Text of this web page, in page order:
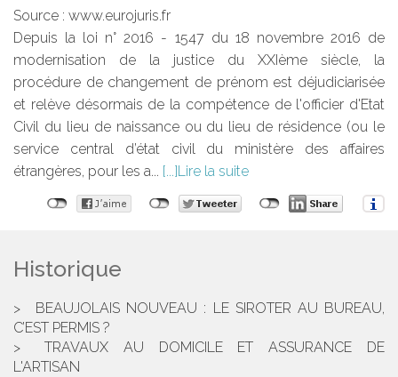
Source : www.eurojuris.fr
Depuis la loi n° 2016 - 1547 du 18 novembre 2016 de
modernisation de la justice du XXIème siècle, la
procédure de changement de prénom est déjudiciarisée
et relève désormais de la compétence de l'officier d'Etat
Civil du lieu de naissance ou du lieu de résidence (ou le
service central d’état civil du ministère des affaires
étrangères, pour les a...
Lire la suite
Historique
BEAUJOLAIS NOUVEAU : LE SIROTER AU BUREAU,
C’EST PERMIS ?
TRAVAUX AU DOMICILE ET ASSURANCE DE
L'ARTISAN